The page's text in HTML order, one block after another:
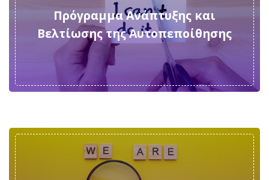
Πρόγραμμα Aνάπτυξης και
Bελτίωσης της Aυτοπεποίθησης